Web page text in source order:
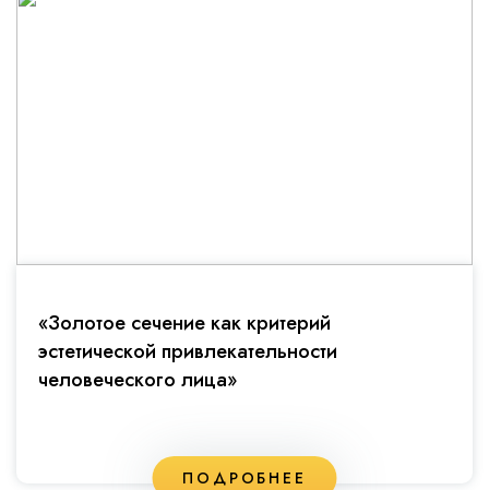
«Золотое сечение как критерий
эстетической привлекательности
человеческого лица»
ПОДРОБНЕЕ